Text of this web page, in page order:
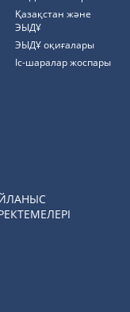
Қазақстан және
ЭЫДҰ
ЭЫДҰ оқиғалары
Іс-шаралар жоспары